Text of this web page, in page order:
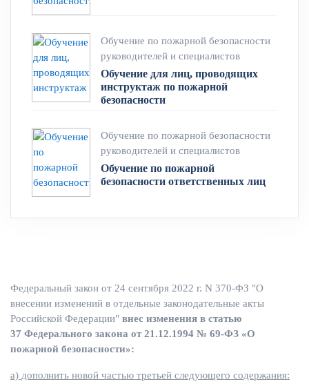
Обучение по пожарной безопасности
руководителей и специалистов
Обучение для лиц, проводящих
инструктаж по пожарной
безопасности
Обучение по пожарной безопасности
руководителей и специалистов
Обучение по пожарной
безопасности ответственных лиц
Федеральный закон от 24 сентября 2022 г. N 370-ФЗ "О
внесении изменений в отдельные законодательные акты
Российской Федерации" внес изменения в статью
37 Федерального закона от 21.12.1994 № 69-ФЗ «О
пожарной безопасности»:
а) дополнить новой частью третьей следующего содержания: